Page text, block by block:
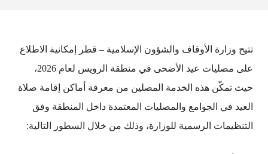
تتيح وزارة الأوقاف والشؤون الإسلامية – قطر إمكانية الاطلاع
على مصليات عيد الأضحى في منطقة الرويس لعام 2026،
حيث تمكّن هذه الخدمة المصلين من معرفة أماكن إقامة صلاة
العيد في الجوامع والمصليات المعتمدة داخل المنطقة وفق
التنظيمات الرسمية للوزارة، وذلك من خلال السطور التالية: